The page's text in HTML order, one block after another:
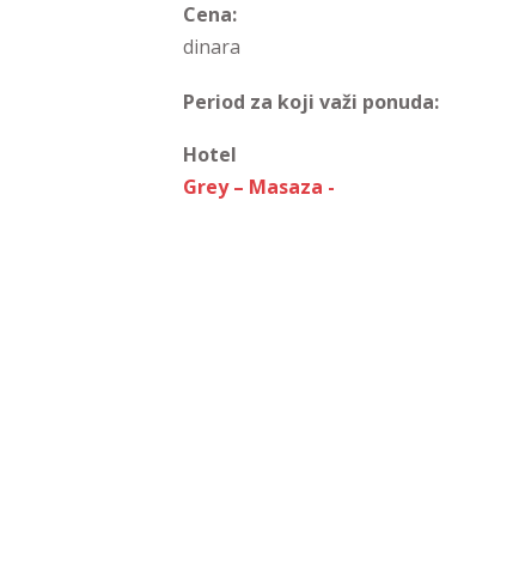
Cena:
dinara
Period za koji važi ponuda:
Hotel
Grey – Masaza -